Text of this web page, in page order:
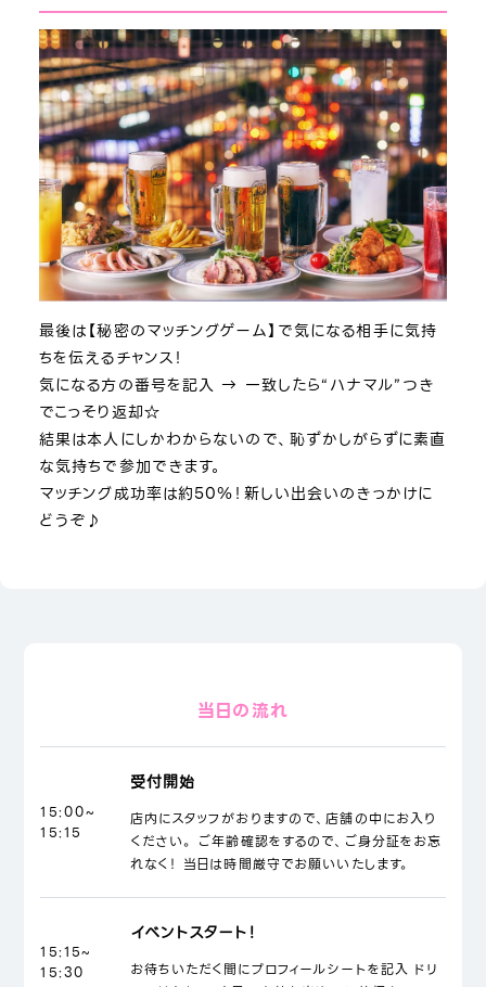
最後は【秘密のマッチングゲーム】で気になる相手に気持
ちを伝えるチャンス！
気になる方の番号を記入 → 一致したら“ハナマル”つき
でこっそり返却☆
結果は本人にしかわからないので、恥ずかしがらずに素直
な気持ちで参加できます。
マッチング成功率は約50％！新しい出会いのきっかけに
どうぞ♪
当日の流れ
15:00~
15:15
受付開始
店内にスタッフがおりますので、店舗の中にお入り
ください。 ご年齢確認をするので、ご身分証をお忘
れなく！ 当日は時間厳守でお願いいたします。
15:15~
15:30
イベントスタート！
お待ちいただく間にプロフィールシートを記入 ドリ